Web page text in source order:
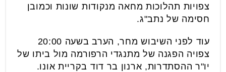
צפויות תהלוכות מחאה מנקודות שונות וכמובן
חסימה של נתב"ג.
עוד לפני השיבוש מחר, הערב בשעה 20:00
צפויה הפגנה של מתנגדי הרפורמה מול ביתו של
יו"ר ההסתדרות, ארנון בר דוד בקריית אונו.